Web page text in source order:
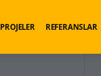
PROJELER REFERANSLAR